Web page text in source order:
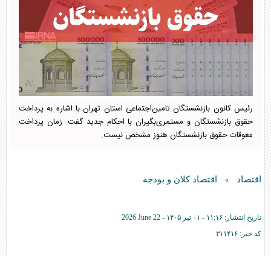
رئیس کانون بازنشستگان تامین‌اجتماعی استان تهران با اشاره به پرداخت
حقوق بازنشستگان و مستمری‌بگیران با احکام جدید گفت: زمان پرداخت
معوقات حقوق بازنشستگان هنوز مشخص نیست.
اقتصاد » اقتصاد کلان و بودجه
تاریخ انتشار: ۱۱:۱۶ - ۰۱ تير ۱۴۰۵ -
2026 June 22
کد خبر: ۳۱۱۴۱۶